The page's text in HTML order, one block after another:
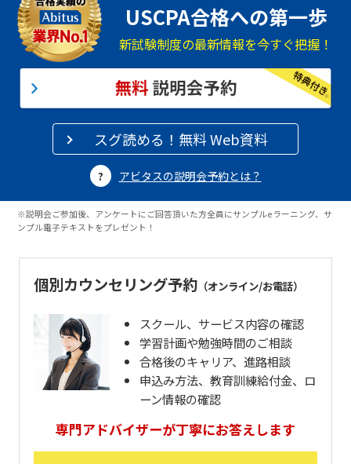
USCPA合格への第一歩
新試験制度の最新情報を今すぐ把握！
スグ読める！無料 Web資料
アビタスの説明会予約とは？
※説明会ご参加後、アンケートにご回答頂いた方全員にサンプルeラーニング、サ
ンプル電子テキストをプレゼント！
個別カウンセリング予約（オンライン/お電話）
スクール、サービス内容の確認
学習計画や勉強時間のご相談
合格後のキャリア、進路相談
申込み方法、教育訓練給付金、ロ
ーン情報の確認
専門アドバイザーが丁寧にお答えします